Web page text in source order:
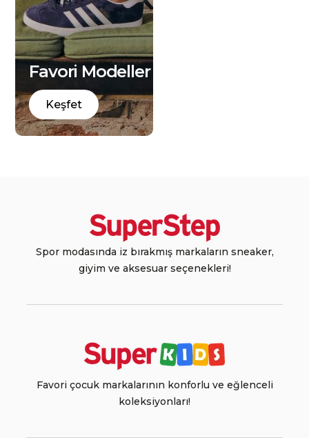
Favori Modeller
Keşfet
Spor modasında iz bırakmış markaların sneaker,
giyim ve aksesuar seçenekleri!
Favori çocuk markalarının konforlu ve eğlenceli
koleksiyonları!